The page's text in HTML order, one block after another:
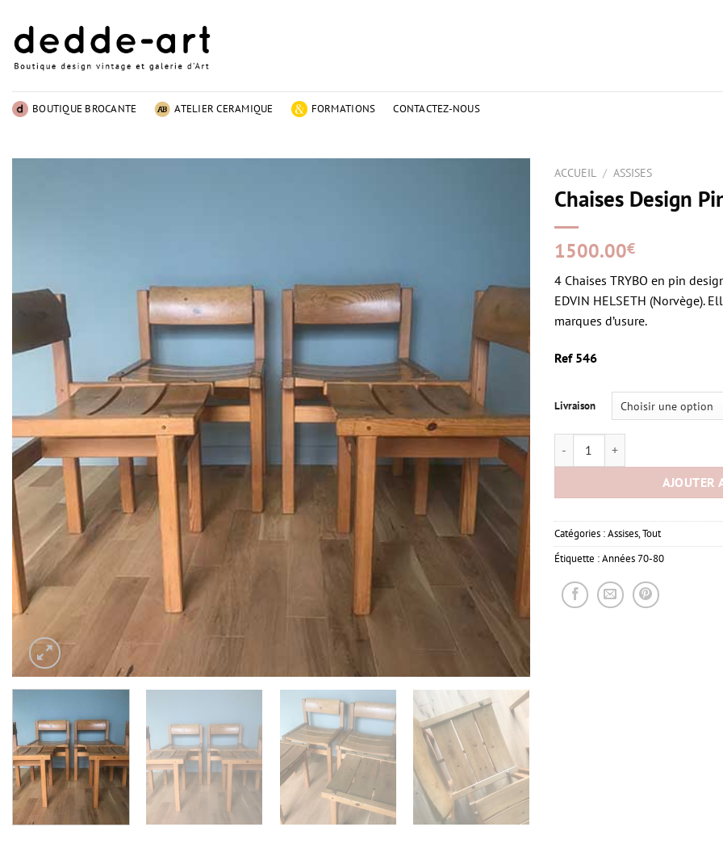
contenu
BOUTIQUE BROCANTE ATELIER CERAMIQUE FORMATIONS CONTACTEZ-NOUS
ACCUEIL / ASSISES
Chaises Design
1500.00€
4 Chaises TRYBO en pin
EDVIN HELSETH (Norvège).
marques d’usure.
Ref 546
Livraison
quantité de Chaises Design Pin
AJOUTER
Catégories :Assises,Tout
Étiquette :Années 70-80